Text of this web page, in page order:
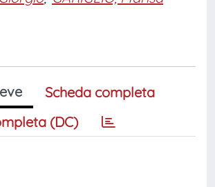
Scheda completa
(DC)